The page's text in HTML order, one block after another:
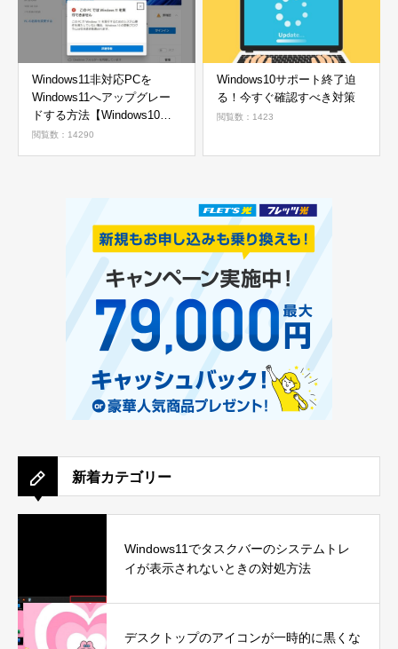
Windows11非対応PCを
Windows11へアップグレー
ドする方法【Windows10か
ら11へ】
閲覧数：14290
Windows10サポート終了迫
る！今すぐ確認すべき対策
閲覧数：1423
新着カテゴリー
Windows11でタスクバーのシステムトレ
イが表示されないときの対処方法
デスクトップのアイコンが一時的に黒くな